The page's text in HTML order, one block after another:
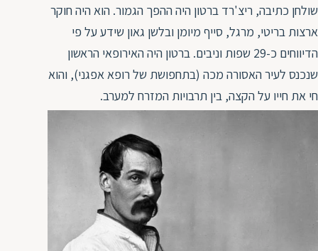
שולחן כתיבה, ריצ'רד ברטון היה ההפך הגמור. הוא היה חוקר
ארצות בריטי, מרגל, סייף מיומן ובלשן גאון שידע על פי
הדיווחים כ-29 שפות וניבים. ברטון היה האירופאי הראשון
שנכנס לעיר האסורה מכה (בתחפושת של רופא אפגני), והוא
חי את חייו על הקצה, בין תרבויות המזרח למערב.